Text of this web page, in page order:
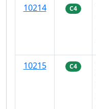
10214
C4
10215
C4